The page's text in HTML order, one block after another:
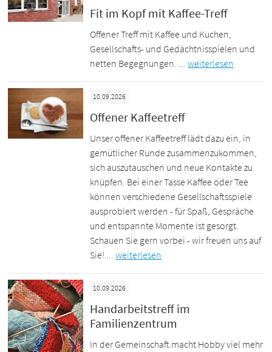
Fit im Kopf mit Kaffee-Treff
Offener Treff mit Kaffee und Kuchen,
Gesellschafts- und Gedächtnisspielen und
netten Begegnungen. ...weiterlesen
10.09.2026
Offener Kaffeetreff
Unser offener Kaffeetreff lädt dazu ein, in
gemütlicher Runde zusammenzukommen,
sich auszutauschen und neue Kontakte zu
knüpfen. Bei einer Tasse Kaffee oder Tee
können verschiedene Gesellschaftsspiele
ausprobiert werden - für Spaß, Gespräche
und entspannte Momente ist gesorgt.
Schauen Sie gern vorbei - wir freuen uns auf
Sie! ...weiterlesen
10.09.2026
Handarbeitstreff im
Familienzentrum
In der Gemeinschaft macht Hobby viel mehr